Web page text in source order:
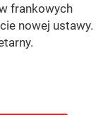
frankowych
nowej ustawy.